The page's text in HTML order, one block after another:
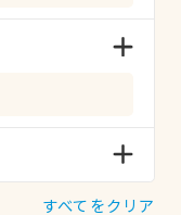
すべてをクリア